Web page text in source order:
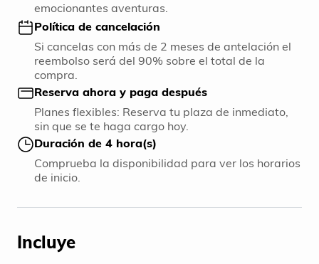
emocionantes aventuras.
Política de cancelación
Si cancelas con más de 2 meses de antelación el
reembolso será del 90% sobre el total de la
compra.
Reserva ahora y paga después
Planes flexibles: Reserva tu plaza de inmediato,
sin que se te haga cargo hoy.
Duración de 4 hora(s)
Comprueba la disponibilidad para ver los horarios
de inicio.
Incluye